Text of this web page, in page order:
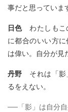
事だと思っていま
日色わたしもこ
に都合のいい方
は偉い。自分が
丹野 それは「影
るをえない。
──「影」は自分